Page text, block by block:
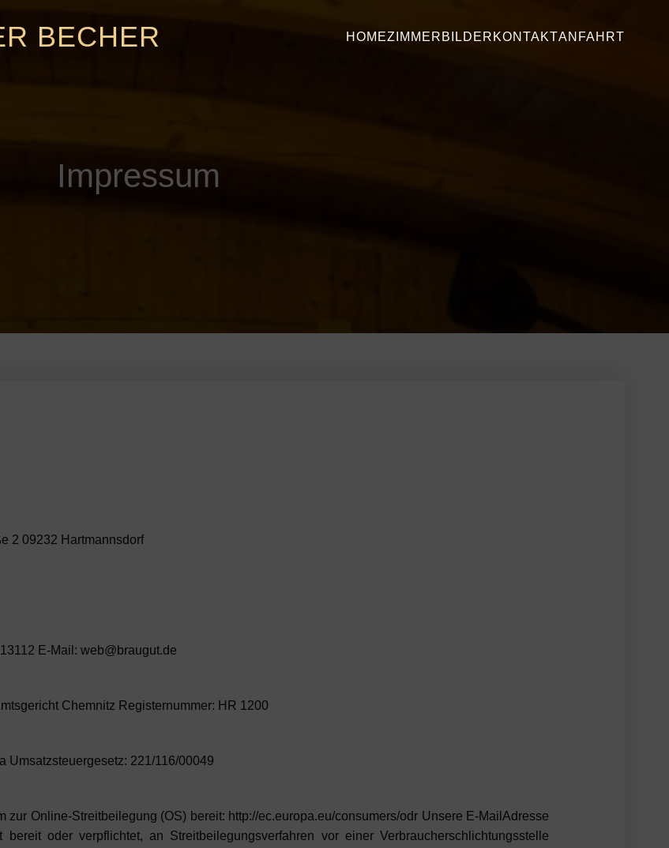
BECHER HOMEZIMMER BILDER KONTAKTANFAHRT
Impressum
2 09232 Hartmannsdorf
E-Mail: web@braugut.de
Chemnitz Registernummer: HR 1200
Umsatzsteuergesetz: 221/116/00049
Online-Streitbeilegung (OS) bereit: http://ec.europa.eu/consumers/odr Unsere E-MailAdresse
oder verpflichtet, an Streitbeilegungsverfahren vor einer Verbraucherschlichtungsstelle